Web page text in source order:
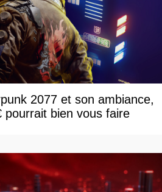
2077 et son ambiance,
pourrait bien vous faire